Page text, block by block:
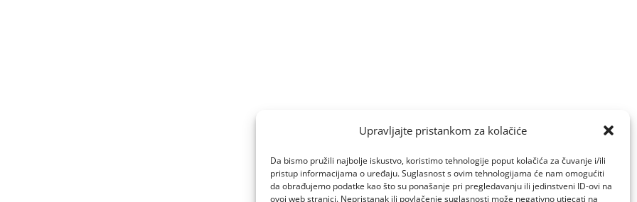
Upravljajte pristankom za kolačiće
Da bismo pružili najbolje iskustvo, koristimo tehnologije poput kolačića za čuvanje i/ili
pristup informacijama o uređaju. Suglasnost s ovim tehnologijama će nam omogućiti
da obrađujemo podatke kao što su ponašanje pri pregledavanju ili jedinstveni ID-ovi na
ovoj web stranici. Nepristanak ili povlačenje suglasnosti može negativno utjecati na